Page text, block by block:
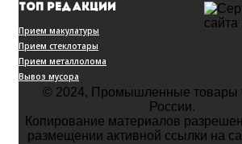
ТОП РЕДАКЦИИ
Прием макулатуры
Прием стеклотары
Прием металлолома
Вывоз мусора
© 2024, Промышленные товары
России.
Копирование материалов
размещении активной ссылки на